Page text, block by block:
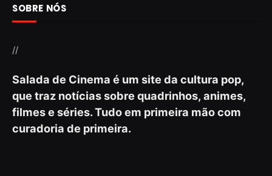
SOBRE NÓS
//
Salada de Cinema é um site da cultura pop,
que traz notícias sobre quadrinhos, animes,
filmes e séries. Tudo em primeira mão com
curadoria de primeira.